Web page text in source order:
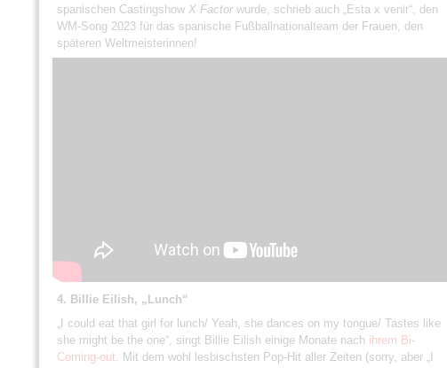
spanischen Castingshow X Factor wurde, schrieb auch „Esta x venir“, den
WM-Song 2023 für das spanische Fußballnationalteam der Frauen, den
späteren Weltmeisterinnen!
4. Billie Eilish, „Lunch“
„I could eat that girl for lunch/ Yeah, she dances on my tongue/ Tastes like
she might be the one“, singt Billie Eilish einige Monate nach ihrem Bi-
Coming-out. Mit dem wohl lesbischsten Pop-Hit aller Zeiten (sorry, aber „I